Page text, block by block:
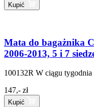
Kupić
Mata do bagażnika
2006-2013, 5 i 7
100132R W ciągu tygodnia
147,- zł
Kupić